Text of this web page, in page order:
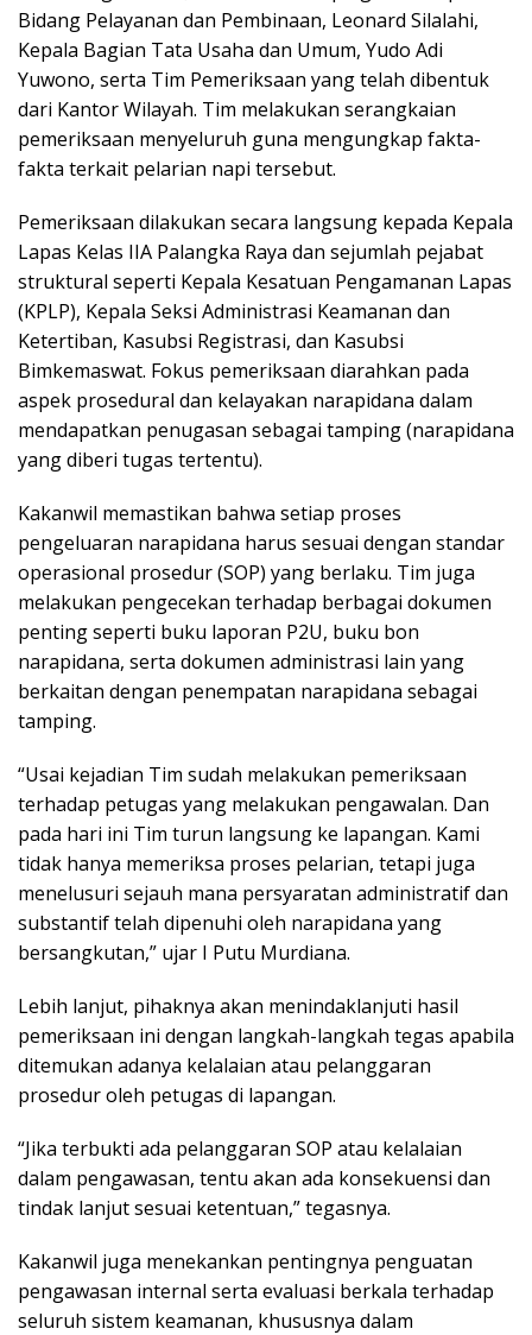
Bidang Pelayanan dan Pembinaan, Leonard Silalahi,
Kepala Bagian Tata Usaha dan Umum, Yudo Adi
Yuwono, serta Tim Pemeriksaan yang telah dibentuk
dari Kantor Wilayah. Tim melakukan serangkaian
pemeriksaan menyeluruh guna mengungkap fakta-
fakta terkait pelarian napi tersebut.
Pemeriksaan dilakukan secara langsung kepada Kepala
Lapas Kelas IIA Palangka Raya dan sejumlah pejabat
struktural seperti Kepala Kesatuan Pengamanan Lapas
(KPLP), Kepala Seksi Administrasi Keamanan dan
Ketertiban, Kasubsi Registrasi, dan Kasubsi
Bimkemaswat. Fokus pemeriksaan diarahkan pada
aspek prosedural dan kelayakan narapidana dalam
mendapatkan penugasan sebagai tamping (narapidana
yang diberi tugas tertentu).
Kakanwil memastikan bahwa setiap proses
pengeluaran narapidana harus sesuai dengan standar
operasional prosedur (SOP) yang berlaku. Tim juga
melakukan pengecekan terhadap berbagai dokumen
penting seperti buku laporan P2U, buku bon
narapidana, serta dokumen administrasi lain yang
berkaitan dengan penempatan narapidana sebagai
tamping.
“Usai kejadian Tim sudah melakukan pemeriksaan
terhadap petugas yang melakukan pengawalan. Dan
pada hari ini Tim turun langsung ke lapangan. Kami
tidak hanya memeriksa proses pelarian, tetapi juga
menelusuri sejauh mana persyaratan administratif dan
substantif telah dipenuhi oleh narapidana yang
bersangkutan,” ujar I Putu Murdiana.
Lebih lanjut, pihaknya akan menindaklanjuti hasil
pemeriksaan ini dengan langkah-langkah tegas apabila
ditemukan adanya kelalaian atau pelanggaran
prosedur oleh petugas di lapangan.
“Jika terbukti ada pelanggaran SOP atau kelalaian
dalam pengawasan, tentu akan ada konsekuensi dan
tindak lanjut sesuai ketentuan,” tegasnya.
Kakanwil juga menekankan pentingnya penguatan
pengawasan internal serta evaluasi berkala terhadap
seluruh sistem keamanan, khususnya dalam